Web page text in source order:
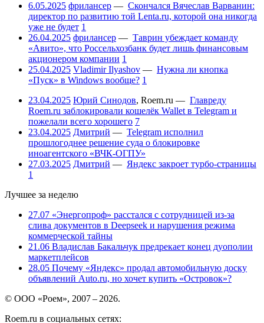
6.05.2025 фрилансер — Скончался Вячеслав Варванин:
директор по развитию той Lenta.ru, которой она никогда
уже не будет 1
26.04.2025 фрилансер — Таврин убеждает команду
«Авито», что Россельхозбанк будет лишь финансовым
акционером компании 1
25.04.2025 Vladimir Ilyashov — Нужна ли кнопка
«Пуск» в Windows вообще? 1
23.04.2025 Юрий Синодов, Roem.ru — Главреду
Roem.ru заблокировали кошелёк Wallet в Telegram и
пожелали всего хорошего 7
23.04.2025 Дмитрий — Telegram исполнил
прошлогоднее решение суда о блокировке
иноагентского «ВЧК-ОГПУ»
27.03.2025 Дмитрий — Яндекс закроет турбо-страницы
1
Лучшее за неделю
27.07 «Энергопроф» расстался с сотрудницей из-за
слива документов в Deepseek и нарушения режима
коммерческой тайны
21.06 Владислав Бакальчук предрекает конец дуополии
маркетплейсов
28.05 Почему «Яндекс» продал автомобильную доску
объявлений Auto.ru, но хочет купить «Островок»?
© ООО «Роем», 2007 – 2026.
Roem.ru в социальных сетях: